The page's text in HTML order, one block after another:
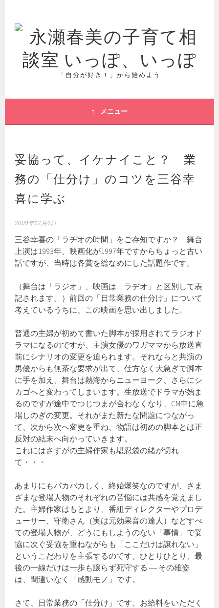
ッ
「自分が好き！」から始めよう
メニュー
妥協って、イケナイこと？ 業
務の「仕分け」のコツを三谷幸
喜に学ぶ
2009年12月4日
三谷幸喜の「ラヂオの時間」をご存知ですか？ 舞台
上演は1993年、映画化が1997年ですからちょっと古い
話ですが、当時は各賞を総なめにした話題作です。
（舞台は「ラジオ」、映画は「ラヂオ」と区別して表
記されます。）前回の「日常業務の仕分け」について
考えているうちに、この映画を思い出しました。
普通の主婦が初めて書いた脚本が採用されてラジオド
ラマになるのですが、主演女優のワガママから放送直
前にシナリオの変更を迫られます。それならと共演の
男優からも無茶な要求が出て、仕方なく大急ぎで脚本
に手を加え、舞台は熱海からニューヨーク、さらにシ
カゴへと変わってしまいます。生放送でドラマが始ま
るのですが途中でつじつまが合わなくなり、CM中に急
場しのぎの変更。それがまた新たな問題につながっ
て、次から次へ変更を重ね、物語は初めの脚本とは正
反対の結末へ向かっていきます。
これにはさすがの主婦作家も堪忍袋の緒が切れ
て・・・
あまりにもバカバカしく、終始爆笑なのですが、さま
ざまな登場人物のそれぞれの苦悩には共感を覚えまし
た。主婦作家はもとより、番組ディレクターやプロデ
ューサー、守衛さん（実は元効果音の達人）などすべ
ての登場人物が、どうにもしようのない「事情」で妥
協に次ぐ妥協を重ねながらも「ここだけは譲れない」
というこだわりを主張するのです。ひとりひとり、最
後の一線だけは一歩も譲らず死守する ― その雄姿
は、間違いなく「感動モノ」です。
さて、日常業務の「仕分け」です。お給料をいただく